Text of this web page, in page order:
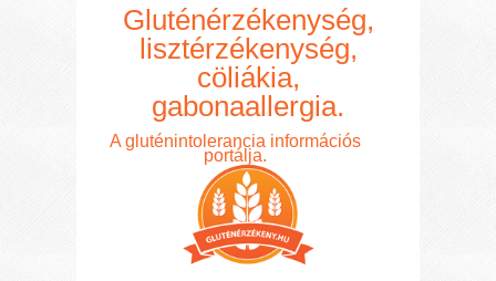
Gluténérzékenység,
lisztérzékenység,
cöliákia,
gabonaallergia.
A gluténintolerancia információs
portálja.